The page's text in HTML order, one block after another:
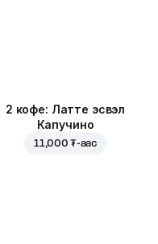
2 кофе: Латте эсвэл
Капучино
11,000 ₮-аас